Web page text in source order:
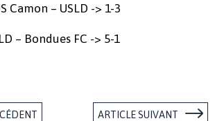
Camon – USLD -> 1-3
– Bondues FC -> 5-1
ARTICLE SUIVANT